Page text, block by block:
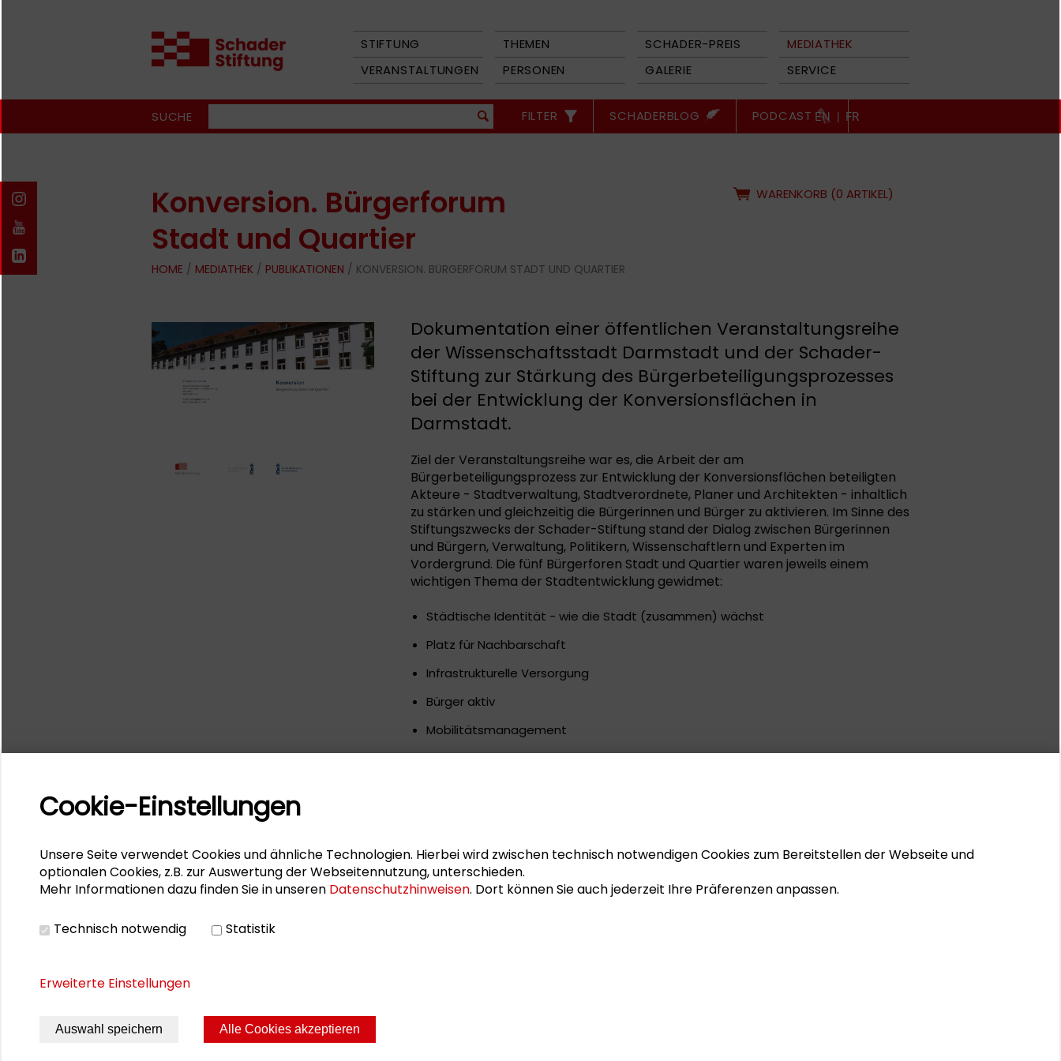
STIFTUNG THEMEN SCHADER-PREIS
MEDIATHEK
VERANSTALTUNGEN
PERSONEN GALERIE SERVICE
SUCHE FILTER SCHADERBLOG PODCAST EN | FR
Konversion. Bürgerforum
Stadt und Quartier
WARENKORB (0 ARTIKEL)
HOME / MEDIATHEK / PUBLIKATIONEN / KONVERSION. BÜRGERFORUM STADT UND QUARTIER
Dokumentation einer öffentlichen Veranstaltungsreihe
der Wissenschaftsstadt Darmstadt und der Schader-
Stiftung zur Stärkung des Bürgerbeteiligungsprozesses
bei der Entwicklung der Konversionsflächen in
Darmstadt.
Ziel der Veranstaltungsreihe war es, die Arbeit der am
Bürgerbeteiligungsprozess zur Entwicklung der Konversionsflächen beteiligten
Akteure - Stadtverwaltung, Stadtverordnete, Planer und Architekten - inhaltlich
zu stärken und gleichzeitig die Bürgerinnen und Bürger zu aktivieren. Im Sinne des
Stiftungszwecks der Schader-Stiftung stand der Dialog zwischen Bürgerinnen
und Bürgern, Verwaltung, Politikern, Wissenschaftlern und Experten im
Vordergrund. Die fünf Bürgerforen Stadt und Quartier waren jeweils einem
wichtigen Thema der Stadtentwicklung gewidmet:
Städtische Identität - wie die Stadt (zusammen) wächst
Platz für Nachbarschaft
Infrastrukturelle Versorgung
Bürger aktiv
Mobilitätsmanagement
Die Dokumentation fasst die Inhalte und Ergebnisse der Fachvorträge und
Wissenschaftsstadt Darmstadt, Darmstadt 2012, 53 Seiten
kostenfrei
Seite drucken Sitemap Impressum
Cookie-Einstellungen
Unsere Seite verwendet Cookies und ähnliche Technologien. Hierbei wird zwischen technisch notwendigen Cookies zum Bereitstellen der Webseite und
optionalen Cookies, z.B. zur Auswertung der Webseitennutzung, unterschieden.
Mehr Informationen dazu finden Sie in unseren Datenschutzhinweisen. Dort können Sie auch jederzeit Ihre Präferenzen anpassen.
Technisch notwendig Statistik
Erweiterte Einstellungen
Auswahl speichern Alle Cookies akzeptieren